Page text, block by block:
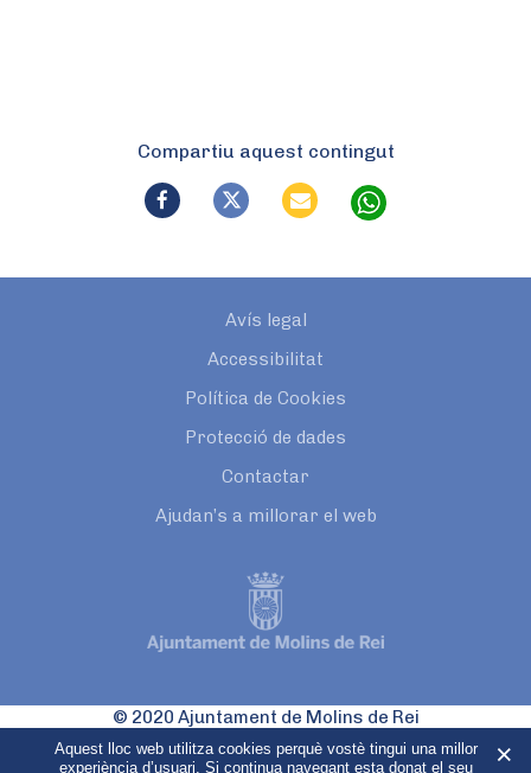
Compartiu aquest contingut
Avís legal
Accessibilitat
Política de Cookies
Protecció de dades
Contactar
Ajudan’s a millorar el web
© 2020 Ajuntament de Molins de Rei
Pl. Catalunya, 1
08750 Molins de Rei
Aquest lloc web utilitza cookies perquè vostè tingui una millor
experiència d’usuari. Si continua navegant esta donat el seu